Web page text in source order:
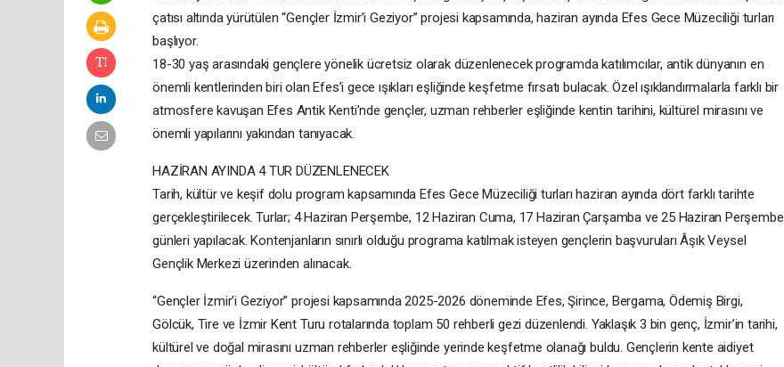
çatısı altında yürütülen “Gençler İzmir’i Geziyor” projesi kapsamında, haziran ayında Efes Gece Müzeciliği turları
başlıyor.
18-30 yaş arasındaki gençlere yönelik ücretsiz olarak düzenlenecek programda katılımcılar, antik dünyanın en
önemli kentlerinden biri olan Efes’i gece ışıkları eşliğinde keşfetme fırsatı bulacak. Özel ışıklandırmalarla farklı bir
atmosfere kavuşan Efes Antik Kenti’nde gençler, uzman rehberler eşliğinde kentin tarihini, kültürel mirasını ve
önemli yapılarını yakından tanıyacak.
HAZİRAN AYINDA 4 TUR DÜZENLENECEK
Tarih, kültür ve keşif dolu program kapsamında Efes Gece Müzeciliği turları haziran ayında dört farklı tarihte
gerçekleştirilecek. Turlar; 4 Haziran Perşembe, 12 Haziran Cuma, 17 Haziran Çarşamba ve 25 Haziran Perşembe
günleri yapılacak. Kontenjanların sınırlı olduğu programa katılmak isteyen gençlerin başvuruları Âşık Veysel
Gençlik Merkezi üzerinden alınacak.
“Gençler İzmir’i Geziyor” projesi kapsamında 2025-2026 döneminde Efes, Şirince, Bergama, Ödemiş Birgi,
Gölcük, Tire ve İzmir Kent Turu rotalarında toplam 50 rehberli gezi düzenlendi. Yaklaşık 3 bin genç, İzmir’in tarihi,
kültürel ve doğal mirasını uzman rehberler eşliğinde yerinde keşfetme olanağı buldu. Gençlerin kente aidiyet